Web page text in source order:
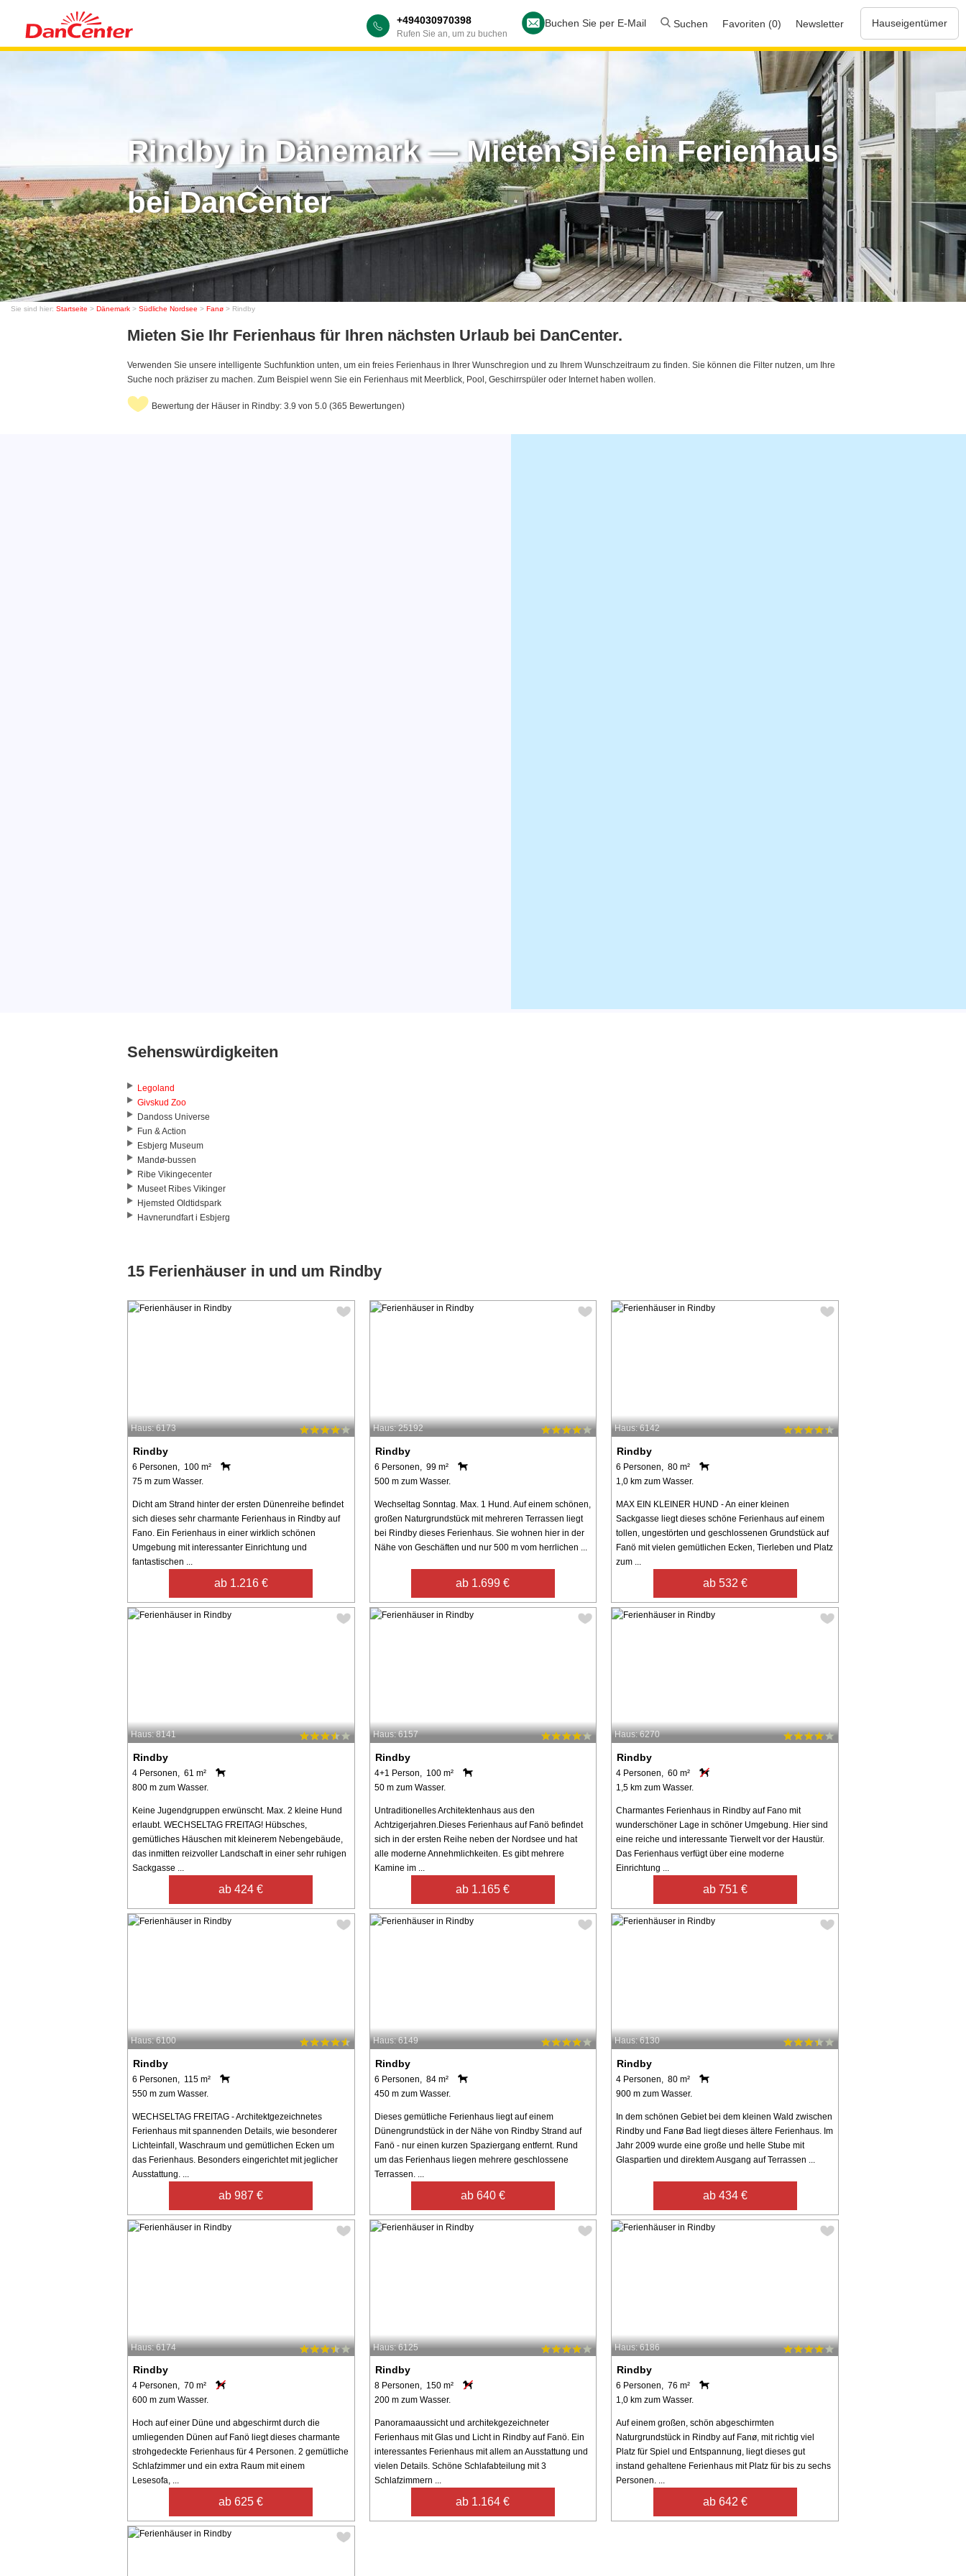
+494030970398
Rufen Sie an, um zu buchen
Buchen Sie per E-Mail Suchen Favoriten (0) Newsletter Hauseigentümer
Rindby in Dänemark — Mieten Sie ein Ferienhaus
bei DanCenter
Sie sind hier: Startseite > Dänemark > Südliche Nordsee > Fanø > Rindby
Mieten Sie Ihr Ferienhaus für Ihren nächsten Urlaub bei DanCenter.
Verwenden Sie unsere intelligente Suchfunktion unten, um ein freies Ferienhaus in Ihrer Wunschregion und zu Ihrem Wunschzeitraum zu finden. Sie können die Filter nutzen, um Ihre
Suche noch präziser zu machen. Zum Beispiel wenn Sie ein Ferienhaus mit Meerblick, Pool, Geschirrspüler oder Internet haben wollen.
Bewertung der Häuser in Rindby: 3.9 von 5.0 (365 Bewertungen)
Sehenswürdigkeiten
Legoland
Givskud Zoo
Dandoss Universe
Fun & Action
Esbjerg Museum
Mandø-bussen
Ribe Vikingecenter
Museet Ribes Vikinger
Hjemsted Oldtidspark
Havnerundfart i Esbjerg
15 Ferienhäuser in und um Rindby
Haus: 6173
Rindby
6 Personen, 100 m²
75 m zum Wasser.
Dicht am Strand hinter der ersten Dünenreihe befindet
sich dieses sehr charmante Ferienhaus in Rindby auf
Fano. Ein Ferienhaus in einer wirklich schönen
Umgebung mit interessanter Einrichtung und
fantastischen ...
ab 1.216 €
Haus: 25192
Rindby
6 Personen, 99 m²
500 m zum Wasser.
Wechseltag Sonntag. Max. 1 Hund. Auf einem schönen,
großen Naturgrundstück mit mehreren Terrassen liegt
bei Rindby dieses Ferienhaus. Sie wohnen hier in der
Nähe von Geschäften und nur 500 m vom herrlichen ...
ab 1.699 €
Haus: 6142
Rindby
6 Personen, 80 m²
1,0 km zum Wasser.
MAX EIN KLEINER HUND - An einer kleinen
Sackgasse liegt dieses schöne Ferienhaus auf einem
tollen, ungestörten und geschlossenen Grundstück auf
Fanö mit vielen gemütlichen Ecken, Tierleben und Platz
zum ...
ab 532 €
Haus: 8141
Rindby
4 Personen, 61 m²
800 m zum Wasser.
Keine Jugendgruppen erwünscht. Max. 2 kleine Hund
erlaubt. WECHSELTAG FREITAG! Hübsches,
gemütliches Häuschen mit kleinerem Nebengebäude,
das inmitten reizvoller Landschaft in einer sehr ruhigen
Sackgasse ...
ab 424 €
Haus: 6157
Rindby
4+1 Person, 100 m²
50 m zum Wasser.
Untraditionelles Architektenhaus aus den
Achtzigerjahren.Dieses Ferienhaus auf Fanö befindet
sich in der ersten Reihe neben der Nordsee und hat
alle moderne Annehmlichkeiten. Es gibt mehrere
Kamine im ...
ab 1.165 €
Haus: 6270
Rindby
4 Personen, 60 m²
1,5 km zum Wasser.
Charmantes Ferienhaus in Rindby auf Fano mit
wunderschöner Lage in schöner Umgebung. Hier sind
eine reiche und interessante Tierwelt vor der Haustür.
Das Ferienhaus verfügt über eine moderne
Einrichtung ...
ab 751 €
Haus: 6100
Rindby
6 Personen, 115 m²
550 m zum Wasser.
WECHSELTAG FREITAG - Architektgezeichnetes
Ferienhaus mit spannenden Details, wie besonderer
Lichteinfall, Waschraum und gemütlichen Ecken um
das Ferienhaus. Besonders eingerichtet mit jeglicher
Ausstattung. ...
ab 987 €
Haus: 6149
Rindby
6 Personen, 84 m²
450 m zum Wasser.
Dieses gemütliche Ferienhaus liegt auf einem
Dünengrundstück in der Nähe von Rindby Strand auf
Fanö - nur einen kurzen Spaziergang entfernt. Rund
um das Ferienhaus liegen mehrere geschlossene
Terrassen. ...
ab 640 €
Haus: 6130
Rindby
4 Personen, 80 m²
900 m zum Wasser.
In dem schönen Gebiet bei dem kleinen Wald zwischen
Rindby und Fanø Bad liegt dieses ältere Ferienhaus. Im
Jahr 2009 wurde eine große und helle Stube mit
Glaspartien und direktem Ausgang auf Terrassen ...
ab 434 €
Haus: 6174
Rindby
4 Personen, 70 m²
600 m zum Wasser.
Hoch auf einer Düne und abgeschirmt durch die
umliegenden Dünen auf Fanö liegt dieses charmante
strohgedeckte Ferienhaus für 4 Personen. 2 gemütliche
Schlafzimmer und ein extra Raum mit einem
Lesesofa, ...
ab 625 €
Haus: 6125
Rindby
8 Personen, 150 m²
200 m zum Wasser.
Panoramaaussicht und architekgezeichneter
Ferienhaus mit Glas und Licht in Rindby auf Fanö. Ein
interessantes Ferienhaus mit allem an Ausstattung und
vielen Details. Schöne Schlafabteilung mit 3
Schlafzimmern ...
ab 1.164 €
Haus: 6186
Rindby
6 Personen, 76 m²
1,0 km zum Wasser.
Auf einem großen, schön abgeschirmten
Naturgrundstück in Rindby auf Fanø, mit richtig viel
Platz für Spiel und Entspannung, liegt dieses gut
instand gehaltene Ferienhaus mit Platz für bis zu sechs
Personen. ...
ab 642 €